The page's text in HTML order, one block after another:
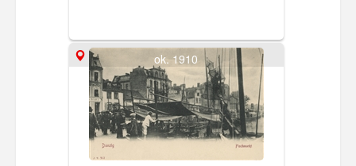
ok. 1910